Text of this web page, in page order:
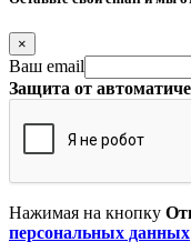
×
Ваш email
Защита от
Нажимая на кнопку
персональных данных